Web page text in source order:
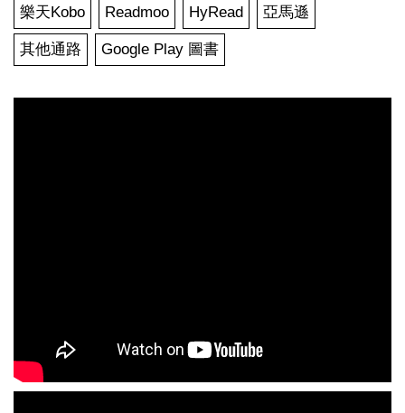
樂天Kobo Readmoo HyRead 亞馬遜
其他通路 Google Play 圖書